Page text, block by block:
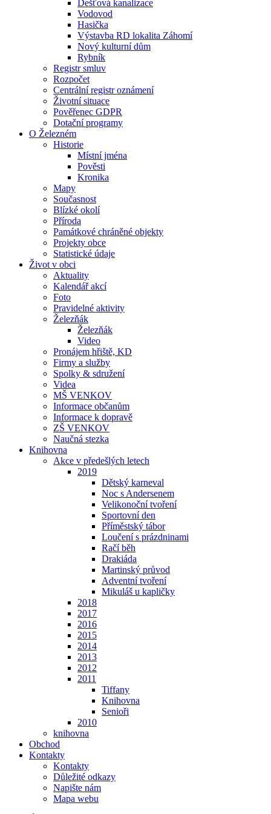
Dešťová kanalizace
Vodovod
Hasička
Výstavba RD lokalita Záhomí
Nový kulturní dům
Rybník
Registr smluv
Rozpočet
Centrální registr oznámení
Životní situace
Pověřenec GDPR
Dotační programy
O Železném
Historie
Místní jména
Pověsti
Kronika
Mapy
Současnost
Blízké okolí
Příroda
Památkové chráněné objekty
Projekty obce
Statistické údaje
Život v obci
Aktuality
Kalendář akcí
Foto
Pravidelné aktivity
Železňák
Železňák
Video
Pronájem hřiště, KD
Firmy a služby
Spolky & sdružení
Videa
MŠ VENKOV
Informace občanům
Informace k dopravě
ZŠ VENKOV
Naučná stezka
Knihovna
Akce v předešlých letech
2019
Dětský karneval
Noc s Andersenem
Velikonoční tvoření
Sportovní den
Příměstský tábor
Loučení s prázdninami
Račí běh
Drakiáda
Martinský průvod
Adventní tvoření
Mikuláš u kapličky
2018
2017
2016
2015
2014
2013
2012
2011
Tiffany
Knihovna
Senioři
2010
knihovna
Obchod
Kontakty
Kontakty
Důležité odkazy
Napište nám
Mapa webu